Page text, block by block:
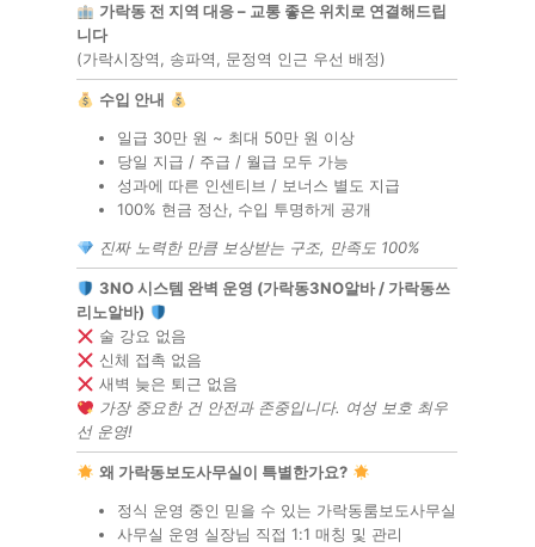
가락동 전 지역 대응 – 교통 좋은 위치로 연결해드립
니다
(가락시장역, 송파역, 문정역 인근 우선 배정)
수입 안내
일급 30만 원 ~ 최대 50만 원 이상
당일 지급 / 주급 / 월급 모두 가능
성과에 따른 인센티브 / 보너스 별도 지급
100% 현금 정산, 수입 투명하게 공개
진짜 노력한 만큼 보상받는 구조, 만족도 100%
3NO 시스템 완벽 운영 (가락동3NO알바 / 가락동쓰
리노알바)
술 강요 없음
신체 접촉 없음
새벽 늦은 퇴근 없음
가장 중요한 건 안전과 존중입니다. 여성 보호 최우
선 운영!
왜 가락동보도사무실이 특별한가요?
정식 운영 중인 믿을 수 있는 가락동룸보도사무실
사무실 운영 실장님 직접 1:1 매칭 및 관리